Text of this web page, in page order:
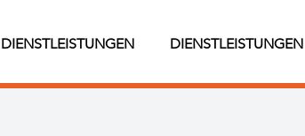
DIENSTLEISTUNGEN
DIENSTLEISTUNGEN